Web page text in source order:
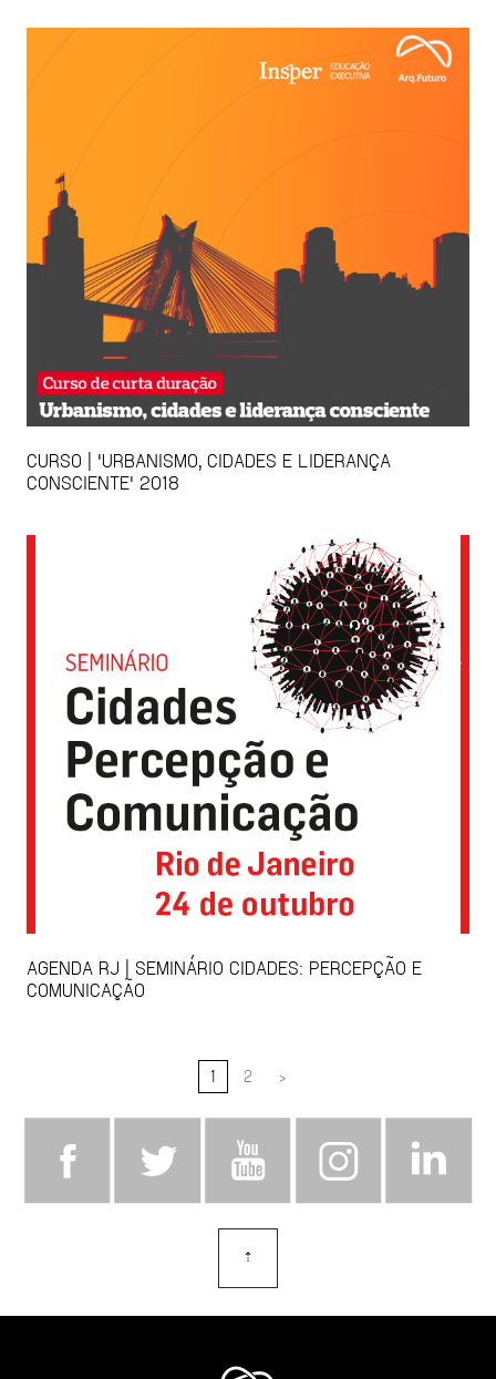
CURSO | 'URBANISMO, CIDADES E LIDERANÇA
CONSCIENTE' 2018
AGENDA RJ | SEMINÁRIO CIDADES: PERCEPÇÃO E
COMUNICAÇÃO
1 2 >
⇡